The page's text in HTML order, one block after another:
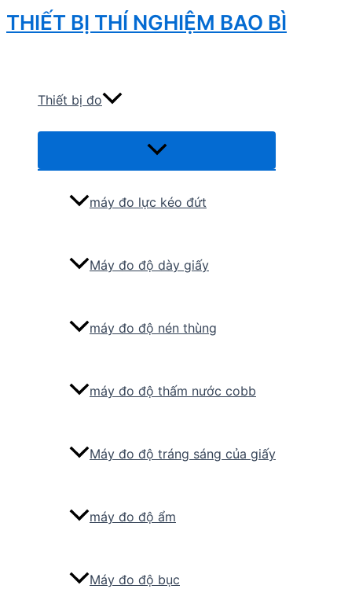
Skip
to
THIẾT BỊ THÍ NGHIỆM BAO BÌ
Thiết bị đo
Menu
máy đo lực kéo đứt
Máy đo độ dày giấy
máy đo độ nén thùng
máy đo độ thấm nước cobb
Máy đo độ tráng sáng của giấy
máy đo độ ẩm
Máy đo độ bục